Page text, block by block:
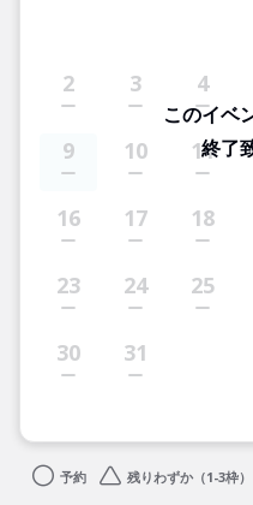
2 3 4
9 10 11
16 17 18
23 24 25
30 31
このイベ
終了
予約 残りわずか（1-3枠）